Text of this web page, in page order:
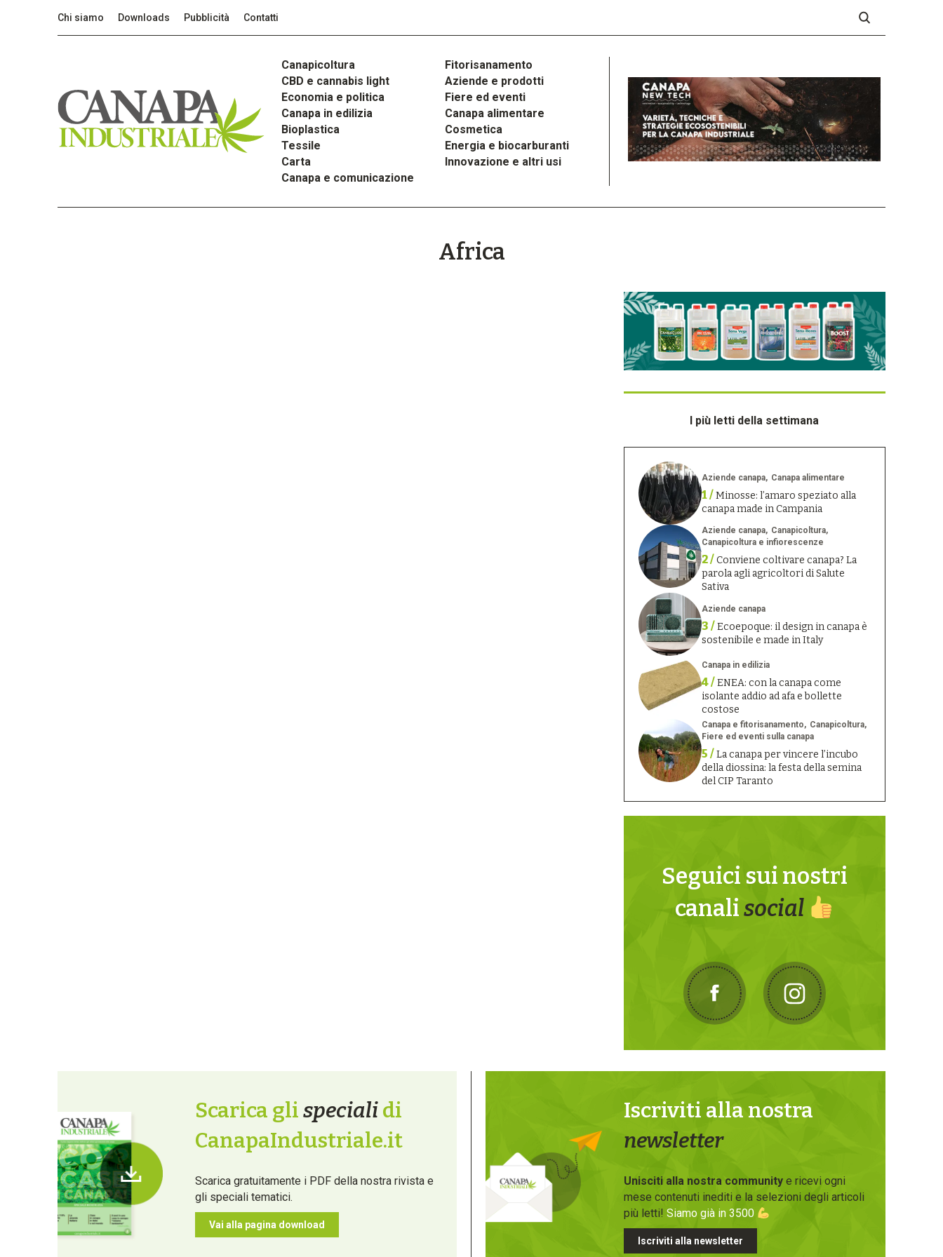
Chi siamo Downloads Pubblicità Contatti
Canapicoltura
Fitorisanamento
CBD e cannabis light
Aziende e prodotti
Economia e politica
Fiere ed eventi
Canapa in edilizia
Canapa alimentare
Bioplastica
Cosmetica
Tessile
Energia e biocarburanti
Carta
Innovazione e altri usi
Canapa e comunicazione
Africa
I più letti della settimana
Aziende canapa Canapa alimentare
1 /Minosse: l’amaro speziato alla
canapa made in Campania
Aziende canapa
Canapicoltura
Canapicoltura e infiorescenze
2 /Conviene coltivare canapa? La
parola agli agricoltori di Salute
Sativa
Aziende canapa
3 /Ecoepoque: il design in canapa è
sostenibile e made in Italy
Canapa in edilizia
4 /ENEA: con la canapa come
isolante addio ad afa e bollette
costose
Canapa e fitorisanamento
Canapicoltura
Fiere ed eventi sulla canapa
5 /La canapa per vincere l’incubo
della diossina: la festa della semina
del CIP Taranto
Seguici sui nostri
canalisocial
Scarica glispecialidi
CanapaIndustriale.it
Scarica gratuitamente i PDF della nostra rivista e
gli speciali tematici.
Vai alla pagina download
Iscriviti alla nostra
newsletter
Unisciti alla nostra communitye ricevi ogni
mese contenuti inediti e la selezioni degli articoli
più letti! Siamo già in 3500
Iscriviti alla newsletter